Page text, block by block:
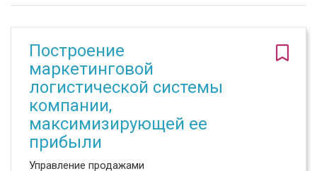
Построение
маркетинговой
логистической системы
компании,
максимизирующей ее
прибыли
Управление продажами